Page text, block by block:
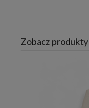
Zobacz